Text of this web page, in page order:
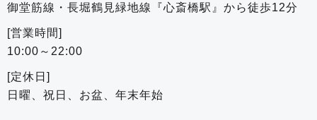
御堂筋線・長堀鶴見緑地線『心斎橋駅』から徒歩12分
[営業時間]
10:00～22:00
[定休日]
日曜、祝日、お盆、年末年始